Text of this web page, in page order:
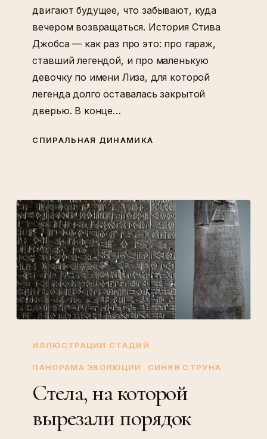
двигают будущее, что забывают, куда
вечером возвращаться. История Стива
Джобса — как раз про это: про гараж,
ставший легендой, и про маленькую
девочку по имени Лиза, для которой
легенда долго оставалась закрытой
дверью. В конце…
СПИРАЛЬНАЯ ДИНАМИКА
порядок
ИЛЛЮСТРАЦИИ СТАДИЙ
ПАНОРАМА ЭВОЛЮЦИИ СИНЯЯ СТРУНА
Стела, на которой
вырезали порядок